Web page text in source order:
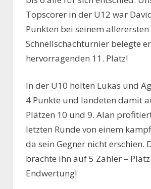
Topscorer in der U12 war
Punkten bei seinem allerersten
Schnellschachturnier belegte
hervorragenden 11. Platz!
In der U10 holten Lukas und
4 Punkte und landeten damit
Plätzen 10 und 9. Alan
letzten Runde von einem
da sein Gegner nicht erschien.
brachte ihn auf 5 Zähler –
Endwertung!